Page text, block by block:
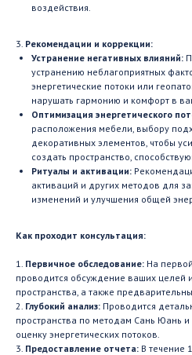
воздействия.
3. Рекомендации и коррекции:
Устранение негативных влияний:
устранению неблагоприятных
энергетические потоки или
нарушать гармонию и комфорт в
Оптимизация энергетического
расположения мебели, выбору
декоративных элементов, чтобы
создать пространство,
Ритуалы и активации:
активаций и других методов для
изменений и улучшения общей
Как проходит консультация:
1. Первичное обследование: На
проводится обсуждение ваших целей
пространства, а также
2. Глубокий анализ: Проводится
пространства по методам Сань Юань
оценку энергетических потоков.
3. Предоставление отчета: В течение